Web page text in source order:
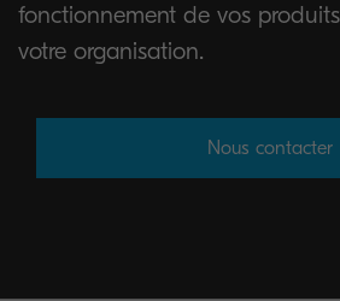
fonctionnement de vos
votre organisation.
Nous contacter